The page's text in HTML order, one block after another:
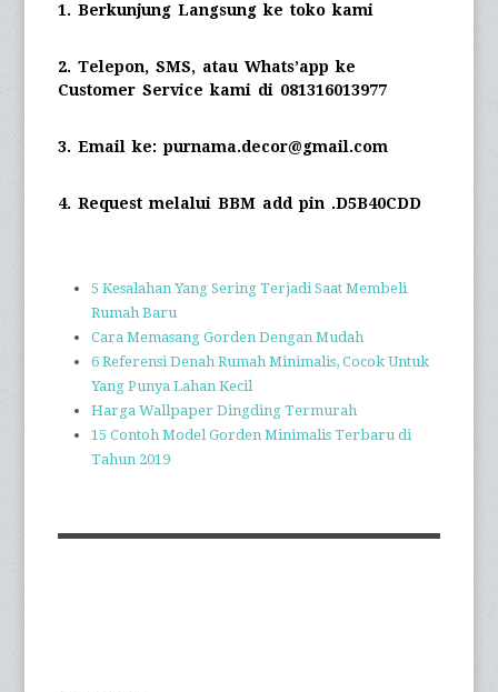
1. Berkunjung Langsung ke toko kami
2. Telepon, SMS, atau Whats’app ke
Customer Service kami di 081316013977
3. Email ke: purnama.decor@gmail.com
4. Request melalui BBM add pin .D5B40CDD
5 Kesalahan Yang Sering Terjadi Saat Membeli
Rumah Baru
Cara Memasang Gorden Dengan Mudah
6 Referensi Denah Rumah Minimalis, Cocok Untuk
Yang Punya Lahan Kecil
Harga Wallpaper Dingding Termurah
15 Contoh Model Gorden Minimalis Terbaru di
Tahun 2019